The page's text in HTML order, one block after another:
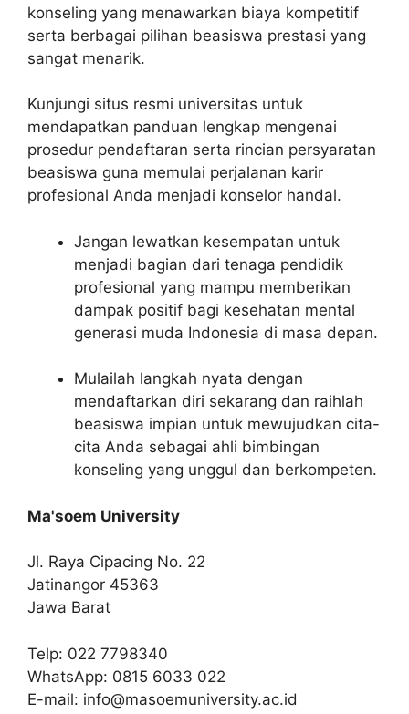
konseling yang menawarkan biaya kompetitif
serta berbagai pilihan beasiswa prestasi yang
sangat menarik.
Kunjungi situs resmi universitas untuk
mendapatkan panduan lengkap mengenai
prosedur pendaftaran serta rincian persyaratan
beasiswa guna memulai perjalanan karir
profesional Anda menjadi konselor handal.
Jangan lewatkan kesempatan untuk
menjadi bagian dari tenaga pendidik
profesional yang mampu memberikan
dampak positif bagi kesehatan mental
generasi muda Indonesia di masa depan.
Mulailah langkah nyata dengan
mendaftarkan diri sekarang dan raihlah
beasiswa impian untuk mewujudkan cita-
cita Anda sebagai ahli bimbingan
konseling yang unggul dan berkompeten.
Ma'soem University
Jl. Raya Cipacing No. 22
Jatinangor 45363
Jawa Barat
Telp: 022 7798340
WhatsApp: 0815 6033 022
E-mail: info@masoemuniversity.ac.id